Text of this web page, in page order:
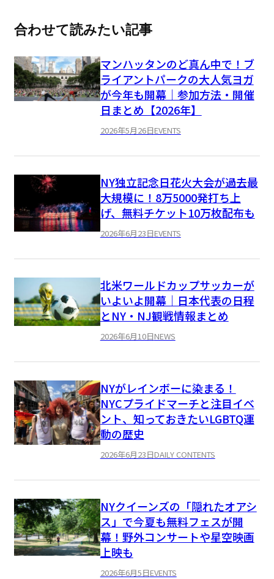
合わせて読みたい記事
マンハッタンのど真ん中で！ブ
ライアントパークの大人気ヨガ
が今年も開幕｜参加方法・開催
日まとめ【2026年】
2026年5月26日EVENTS
NY独立記念日花火大会が過去最
大規模に！8万5000発打ち上
げ、無料チケット10万枚配布も
2026年6月23日EVENTS
北米ワールドカップサッカーが
いよいよ開幕｜日本代表の日程
とNY・NJ観戦情報まとめ
2026年6月10日NEWS
NYがレインボーに染まる！
NYCプライドマーチと注目イベ
ント、知っておきたいLGBTQ運
動の歴史
2026年6月23日DAILY CONTENTS
NYクイーンズの「隠れたオアシ
ス」で今夏も無料フェスが開
幕！野外コンサートや星空映画
上映も
2026年6月5日EVENTS